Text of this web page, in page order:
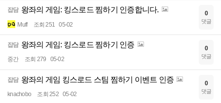
잡담 왕좌의 게임: 킹스로드 찜하기 인증합니다.
Muff 조회 251 05-02
0
댓글
잡담 왕좌의 게임: 킹스로드 찜하기 인증
중간 조회 279 05-02
0
댓글
잡담 왕좌의 게임 킹스로드 스팀 찜하기 이벤트 인증
knachobo 조회 252 05-02
0
댓글